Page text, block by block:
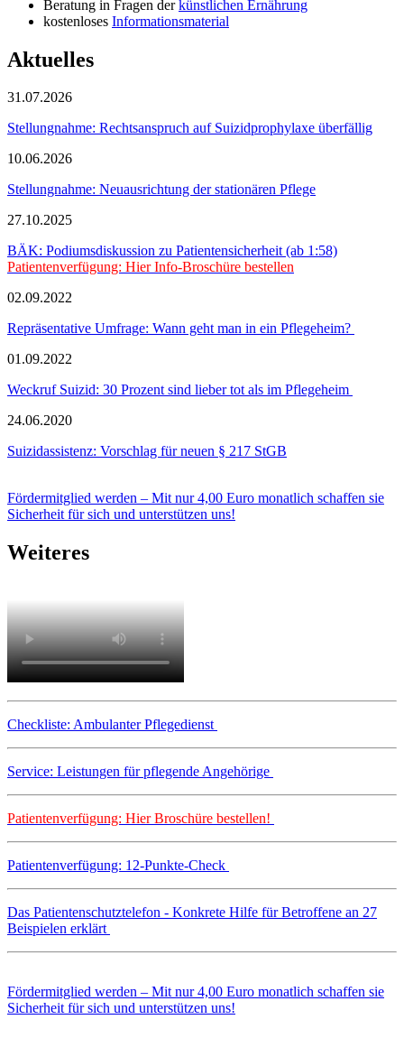
Beratung in Fragen derkünstlichen Ernährung
kostenloses Informationsmaterial
Aktuelles
31.07.2026
Stellungnahme: Rechtsanspruch auf Suizidprophylaxe überfällig
10.06.2026
Stellungnahme: Neuausrichtung der stationären Pflege
27.10.2025
BÄK: Podiumsdiskussion zu Patientensicherheit (ab 1:58)
Patientenverfügung: Hier Info-Broschüre bestellen
02.09.2022
Repräsentative Umfrage: Wann geht man in ein Pflegeheim?
01.09.2022
Weckruf Suizid: 30 Prozent sind lieber tot als im Pflegeheim
24.06.2020
Suizidassistenz: Vorschlag für neuen § 217 StGB
Fördermitglied werden – Mit nur 4,00 Euro monatlich schaffen sie
Sicherheit für sich und unterstützen uns!
Weiteres
Checkliste: Ambulanter Pflegedienst
Service: Leistungen für pflegende Angehörige
Patientenverfügung: Hier Broschüre bestellen!
Patientenverfügung: 12-Punkte-Check
Das Patientenschutztelefon - Konkrete Hilfe für Betroffene an 27
Beispielen erklärt
Fördermitglied werden – Mit nur 4,00 Euro monatlich schaffen sie
Sicherheit für sich und unterstützen uns!